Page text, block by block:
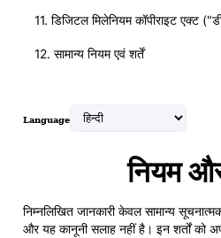
11. डिजिटल मिलेनियम कॉपीराइट एक्ट
12. सामान्य नियम एवं शर्तें
Language
नियम
निम्नलिखित जानकारी केवल सामान्य
और यह कानूनी सलाह नहीं है। इन शर्तों को